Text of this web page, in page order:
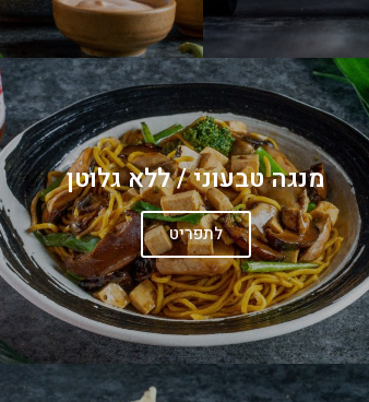
מנגה טבעוני / ללא גלוטן
לתפריט